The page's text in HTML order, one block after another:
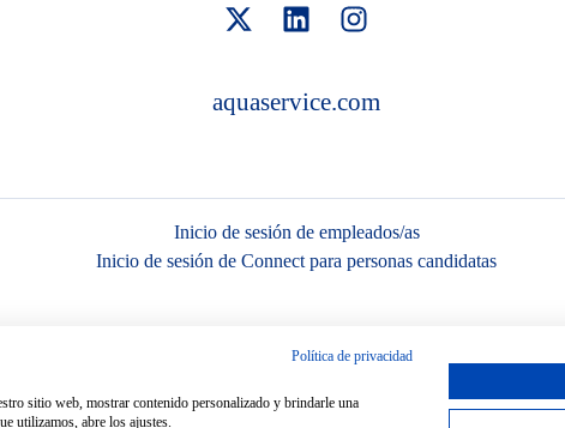
Enviar solicitud
aquaservice.com
Inicio de sesión de empleados/as
Inicio de sesión de Connect para personas candidatas
Herramientas de seguimientode Teamtailor
Política de privacidad
sitio web, mostrar contenido personalizado y brindarle una
utilizamos, abre los ajustes.